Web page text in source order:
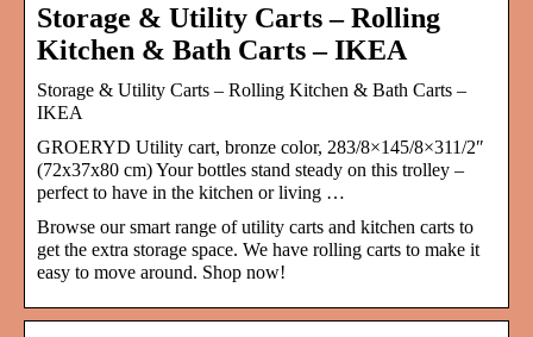
Storage & Utility Carts – Rolling
Kitchen & Bath Carts – IKEA
Storage & Utility Carts – Rolling Kitchen & Bath Carts –
IKEA
GROERYD Utility cart, bronze color, 283/8×145/8×311/2″
(72x37x80 cm) Your bottles stand steady on this trolley –
perfect to have in the kitchen or living …
Browse our smart range of utility carts and kitchen carts to
get the extra storage space. We have rolling carts to make it
easy to move around. Shop now!